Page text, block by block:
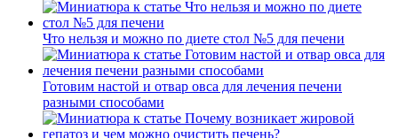
Что нельзя и можно по диете стол №5 для печени
Готовим настой и отвар овса для лечения печени
разными способами